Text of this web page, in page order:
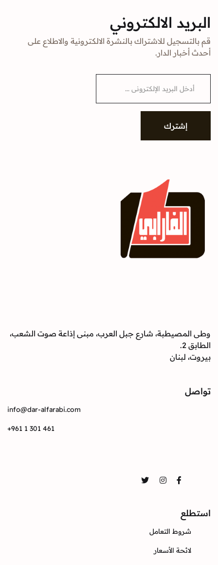
البريد الالكتروني
قم بالتسجيل للاشتراك بالنشرة الالكترونية والاطلاع على
أحدث أخبار الدار.
i
إشترك
وطى المصيطبة، شارع جبل العرب، مبنى إذاعة صوت الشعب،
الطابق 2.
بيروت، لبنان
تواصل
info@dar-alfarabi.com
+961 1 301 461
Facebook
Instagram
Twitter
استطلع
شروط التعامل
لائحة الأسعار